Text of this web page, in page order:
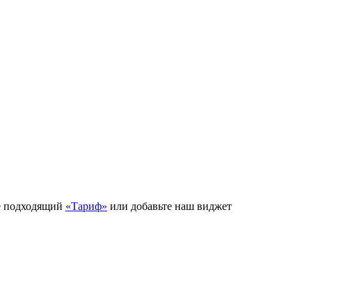
подходящий «Тариф» или добавьте наш виджет